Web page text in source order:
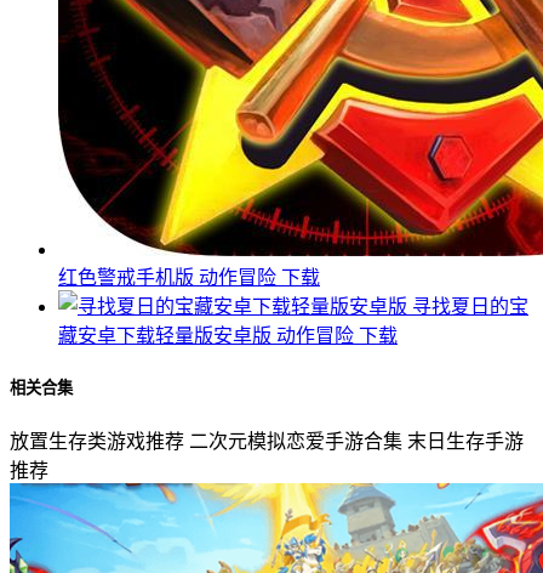
红色警戒手机版 动作冒险 下载
寻找夏日的宝
藏安卓下载轻量版安卓版 动作冒险 下载
相关合集
放置生存类游戏推荐 二次元模拟恋爱手游合集 末日生存手游
推荐